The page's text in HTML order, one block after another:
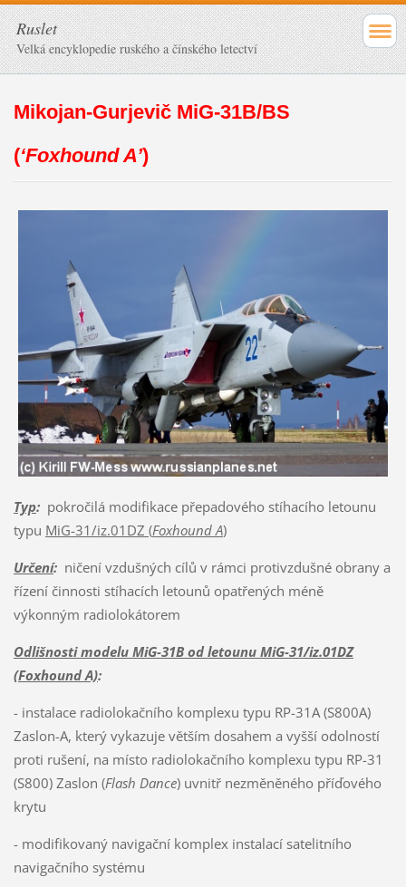
Ruslet
Velká encyklopedie ruského a čínského letectví
Mikojan-Gurjevič MiG-31B/BS
(‘Foxhound A’)
Typ:pokročilá modifikace přepadového stíhacího letounu
typu MiG-31/iz.01DZ (Foxhound A)
Určení:ničení vzdušných cílů v rámci protivzdušné obrany a
řízení činnosti stíhacích letounů opatřených méně
výkonným radiolokátorem
Odlišnosti modelu MiG-31B od letounu MiG-31/iz.01DZ
(Foxhound A):
- instalace radiolokačního komplexu typu RP-31A (S800A)
Zaslon-A, který vykazuje větším dosahem a vyšší odolností
proti rušení, na místo radiolokačního komplexu typu RP-31
(S800) Zaslon (Flash Dance) uvnitř nezměněného příďového
krytu
- modifikovaný navigační komplex instalací satelitního
navigačního systému